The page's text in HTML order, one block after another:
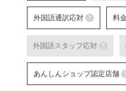
スマホ教
スマート
外国語通訳応対
外国
テレ
詳細
料
外国語スタッフ応対
あんしんショップ認定店舗